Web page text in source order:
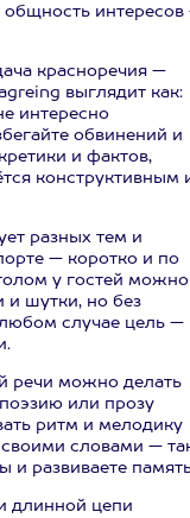
общность
красноречия —
выглядит как:
интересно
обвинений и
и фактов,
конструктивным
разных тем и
— коротко и по
у гостей можно
и шутки, но без
случае цель —
речи можно делать
или прозу
ритм и мелодику
словами —
и развиваете
длинной цепи